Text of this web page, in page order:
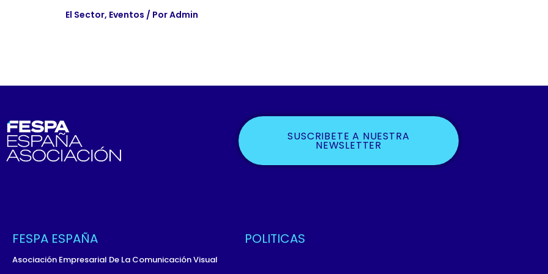
El Sector, Eventos / PorAdmin
SUSCRIBETE A NUESTRA
NEWSLETTER
FESPA ESPAÑA
Asociación Empresarial De La Comunicación Visual
POLITICAS